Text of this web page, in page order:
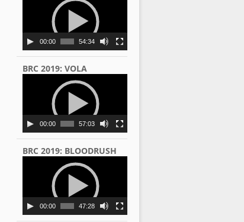
00:00 54:34
BRC 2019: VOLA
00:00 57:03
BRC 2019: BLOODRUSH
00:00 47:28